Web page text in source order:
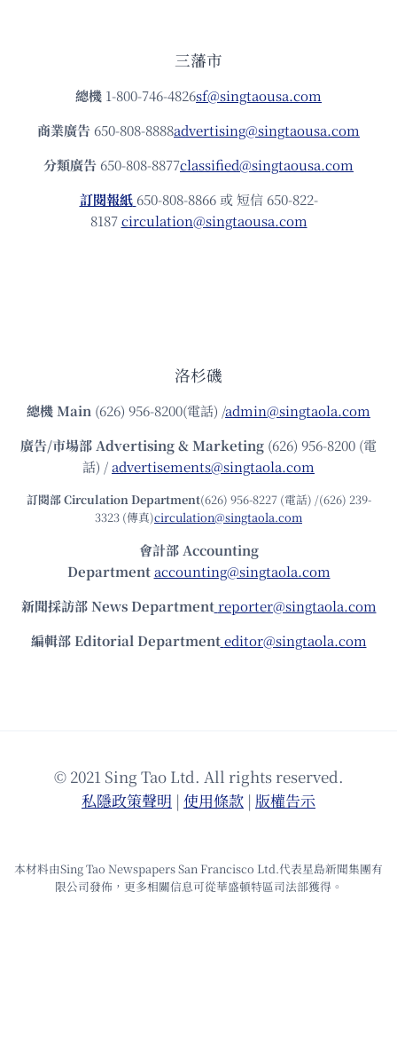
三藩市
總機 1-800-746-4826sf@singtaousa.com
商業廣告 650-808-8888advertising@singtaousa.com
分類廣告 650-808-8877classified@singtaousa.com
訂閱報紙 650-808-8866 或 短信 650-822-
8187circulation@singtaousa.com
洛杉磯
總機Main (626) 956-8200(電話) /admin@singtaola.com
廣告/市場部Advertising & Marketing (626) 956-8200 (電
話) /advertisements@singtaola.com
訂閱部 Circulation Department(626) 956-8227 (電話) /(626) 239-
3323 (傳真)circulation@singtaola.com
會計部 Accounting
Department accounting@singtaola.com
新聞採訪部 News Department reporter@singtaola.com
編輯部 Editorial Department editor@singtaola.com
© 2021 Sing Tao Ltd. All rights reserved.
私隱政策聲明 | 使⽤條款 | 版權告⽰
本材料由Sing Tao Newspapers San Francisco Ltd.代表星島新聞集團有
限公司發佈，更多相關信息可從華盛頓特區司法部獲得。